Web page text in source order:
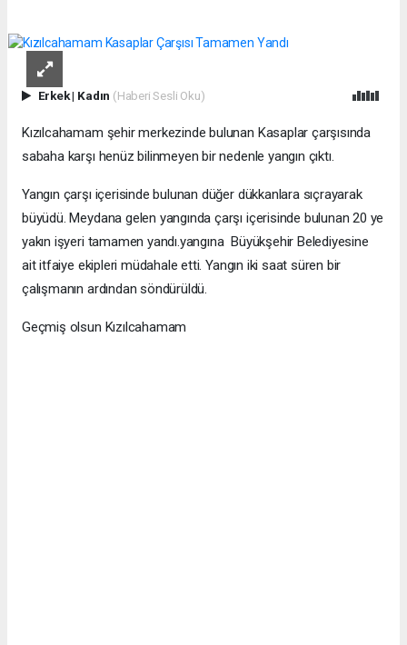
Erkek| Kadın (Haberi Sesli Oku)
Kızılcahamam şehir merkezinde bulunan Kasaplar çarşısında
sabaha karşı henüz bilinmeyen bir nedenle yangın çıktı.
Yangın çarşı içerisinde bulunan düğer dükkanlara sıçrayarak
büyüdü. Meydana gelen yangında çarşı içerisinde bulunan 20 ye
yakın işyeri tamamen yandı.yangına Büyükşehir Belediyesine
ait itfaiye ekipleri müdahale etti. Yangın iki saat süren bir
çalışmanın ardından söndürüldü.
Geçmiş olsun Kızılcahamam